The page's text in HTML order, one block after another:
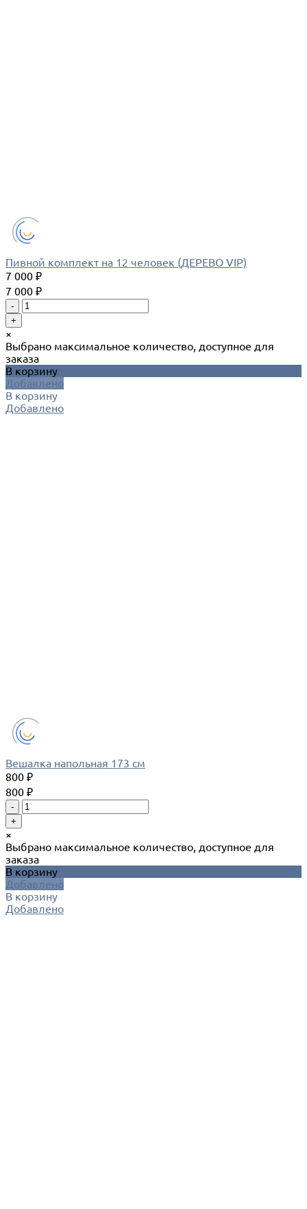
Пивной комплект на 12 человек (ДЕРЕВО VIP)
7 000 ₽
7 000 ₽
-
+
×
Выбрано максимальное количество, доступное для
заказа
В корзину
Добавлено
В корзину
Добавлено
Вешалка напольная 173 см
800 ₽
800 ₽
-
+
×
Выбрано максимальное количество, доступное для
заказа
В корзину
Добавлено
В корзину
Добавлено